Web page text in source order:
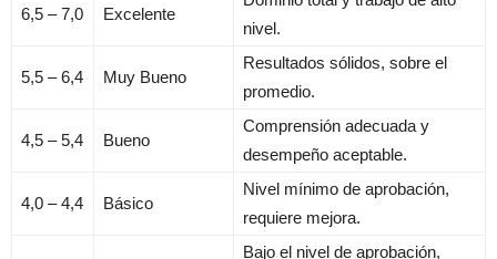
6,5 – 7,0 Excelente
nivel.
5,5 – 6,4 Muy Bueno
Resultados sólidos, sobre el
promedio.
4,5 – 5,4 Bueno
Comprensión adecuada y
desempeño aceptable.
4,0 – 4,4 Básico
Nivel mínimo de aprobación,
requiere mejora.
Bajo el nivel de aprobación,